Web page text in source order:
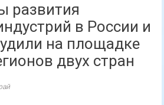
развития
в России и
на площадке
двух стран